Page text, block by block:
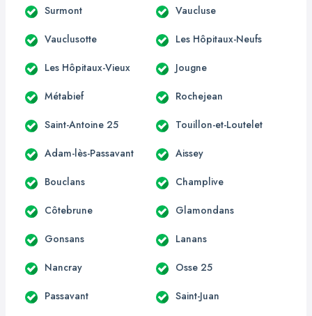
Surmont Vaucluse
Vauclusotte Les Hôpitaux-Neufs
Les Hôpitaux-Vieux Jougne
Métabief Rochejean
Saint-Antoine 25 Touillon-et-Loutelet
Adam-lès-Passavant Aissey
Bouclans Champlive
Côtebrune Glamondans
Gonsans Lanans
Nancray Osse 25
Passavant Saint-Juan